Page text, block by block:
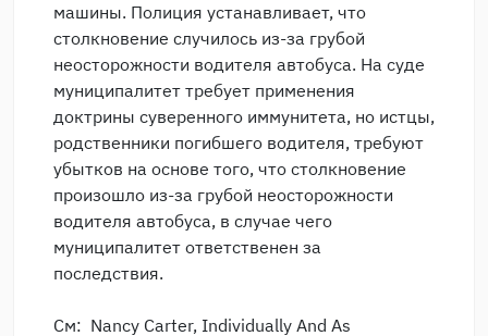
машины. Полиция устанавливает, что
столкновение случилось из-за грубой
неосторожности водителя автобуса. На суде
муниципалитет требует применения
доктрины суверенного иммунитета, но истцы,
родственники погибшего водителя, требуют
убытков на основе того, что столкновение
произошло из-за грубой неосторожности
водителя автобуса, в случае чего
муниципалитет ответственен за
последствия.
См: Nancy Carter, Individually And As